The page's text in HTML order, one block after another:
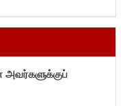
அவர்களுக்குப்